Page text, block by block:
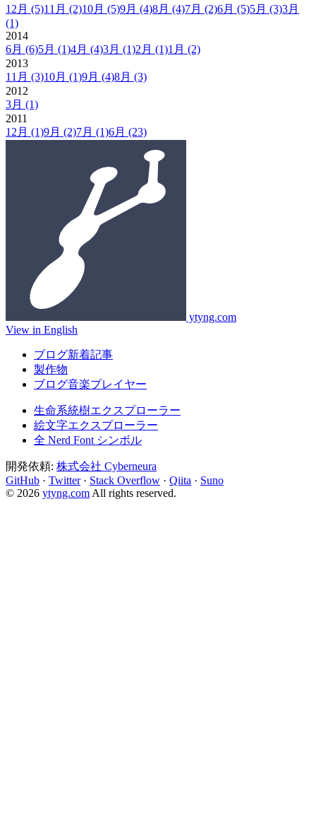
12月 (5)11月 (2)10月 (5)9月 (4)8月 (4)7月 (2)6月 (5)5月 (3)3月
(1)
2014
6月 (6)5月 (1)4月 (4)3月 (1)2月 (1)1月 (2)
2013
11月 (3)10月 (1)9月 (4)8月 (3)
2012
3月 (1)
2011
12月 (1)9月 (2)7月 (1)6月 (23)
ytyng.com
View in English
ブログ新着記事
製作物
ブログ音楽プレイヤー
生命系統樹エクスプローラー
絵文字エクスプローラー
全 Nerd Font シンボル
開発依頼: 株式会社 Cyberneura
GitHub · Twitter · Stack Overflow · Qiita · Suno
© 2026 ytyng.com All rights reserved.